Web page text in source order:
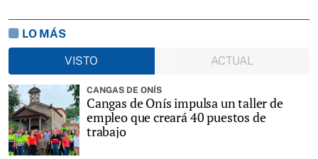
LO MÁS
VISTO
ACTUAL
CANGAS DE ONÍS
Cangas de Onís impulsa un taller de
empleo que creará 40 puestos de
trabajo